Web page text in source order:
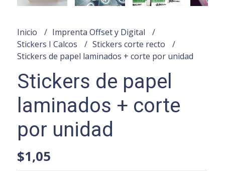
Inicio
Imprenta Offset y Digital
Stickers I Calcos
Stickers corte recto
Stickers de papel laminados + corte por unidad
Stickers de papel
laminados + corte
por unidad
$1,05